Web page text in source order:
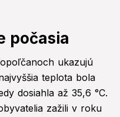
počasia
ukazujú
teplota bola
dosiahla až 35,6 °C.
zažili v roku